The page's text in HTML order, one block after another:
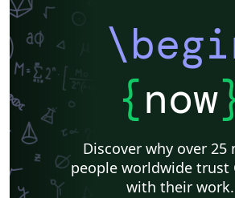
{now
Discover why over 25
people worldwide trust
with their work.